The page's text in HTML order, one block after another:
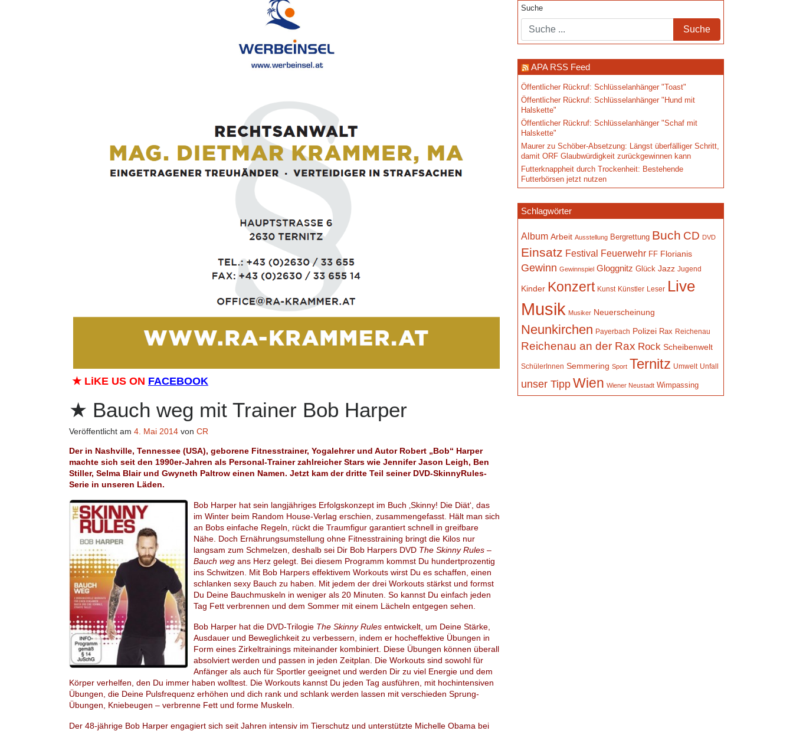
★ LiKE US ON FACEBOOK
Bauch weg mit Trainer Bob Harper
Veröffentlicht am 4. Mai 2014 von CR
Der in Nashville, Tennessee (USA), geborene Fitnesstrainer, Yogalehrer und Autor Robert „Bob“ Harper
machte sich seit den 1990er-Jahren als Personal-Trainer zahlreicher Stars wie Jennifer Jason Leigh, Ben
Stiller, Selma Blair und Gwyneth Paltrow einen Namen. Jetzt kam der dritte Teil seiner DVD-SkinnyRules-
Serie in unseren Läden.
Bob Harper hat sein langjähriges Erfolgskonzept im Buch ‚Skinny! Die Diät‘, das
im Winter beim Random House-Verlag erschien, zusammengefasst. Hält man sich
an Bobs einfache Regeln, rückt die Traumfigur garantiert schnell in greifbare
Nähe. Doch Ernährungsumstellung ohne Fitnesstraining bringt die Kilos nur
langsam zum Schmelzen, deshalb sei Dir Bob Harpers DVD The Skinny Rules –
Bauch weg ans Herz gelegt. Bei diesem Programm kommst Du hundertprozentig
ins Schwitzen. Mit Bob Harpers effektivem Workouts wirst Du es schaffen, einen
schlanken sexy Bauch zu haben. Mit jedem der drei Workouts stärkst und formst
Du Deine Bauchmuskeln in weniger als 20 Minuten. So kannst Du einfach jeden
Tag Fett verbrennen und dem Sommer mit einem Lächeln entgegen sehen.
Bob Harper hat die DVD-Trilogie The Skinny Rules entwickelt, um Deine Stärke,
Ausdauer und Beweglichkeit zu verbessern, indem er hocheffektive Übungen in
Form eines Zirkeltrainings miteinander kombiniert. Diese Übungen können überall
absolviert werden und passen in jeden Zeitplan. Die Workouts sind sowohl für
Anfänger als auch für Sportler geeignet und werden Dir zu viel Energie und dem
Körper verhelfen, den Du immer haben wolltest. Die Workouts kannst Du jeden Tag ausführen, mit hochintensiven
Übungen, die Deine Pulsfrequenz erhöhen und dich rank und schlank werden lassen mit verschieden Sprung-
Übungen, Kniebeugen – verbrenne Fett und forme Muskeln.
Der 48-jährige Bob Harper engagiert sich seit Jahren intensiv im Tierschutz und unterstützte Michelle Obama bei
Suche
APA RSS Feed
Öffentlicher Rückruf: Schlüsselanhänger "Toast"
Öffentlicher Rückruf: Schlüsselanhänger "Hund mit
Halskette"
Öffentlicher Rückruf: Schlüsselanhänger "Schaf mit
Halskette"
Maurer zu Schöber-Absetzung: Längst überfälliger Schritt,
damit ORF Glaubwürdigkeit zurückgewinnen kann
Futterknappheit durch Trockenheit: Bestehende
Futterbörsen jetzt nutzen
Schlagwörter
Album Arbeit Ausstellung Bergrettung Buch CD DVD
Einsatz Festival Feuerwehr FF Florianis
Gewinn Gewinnspiel Gloggnitz Glück Jazz Jugend
Kinder Konzert Kunst Künstler Leser Live
Musik Musiker Neuerscheinung
Neunkirchen Payerbach Polizei Rax Reichenau
Reichenau an der Rax Rock Scheibenwelt
SchülerInnen Semmering Sport Ternitz Umwelt Unfall
unser TippWien Wiener Neustadt Wimpassing